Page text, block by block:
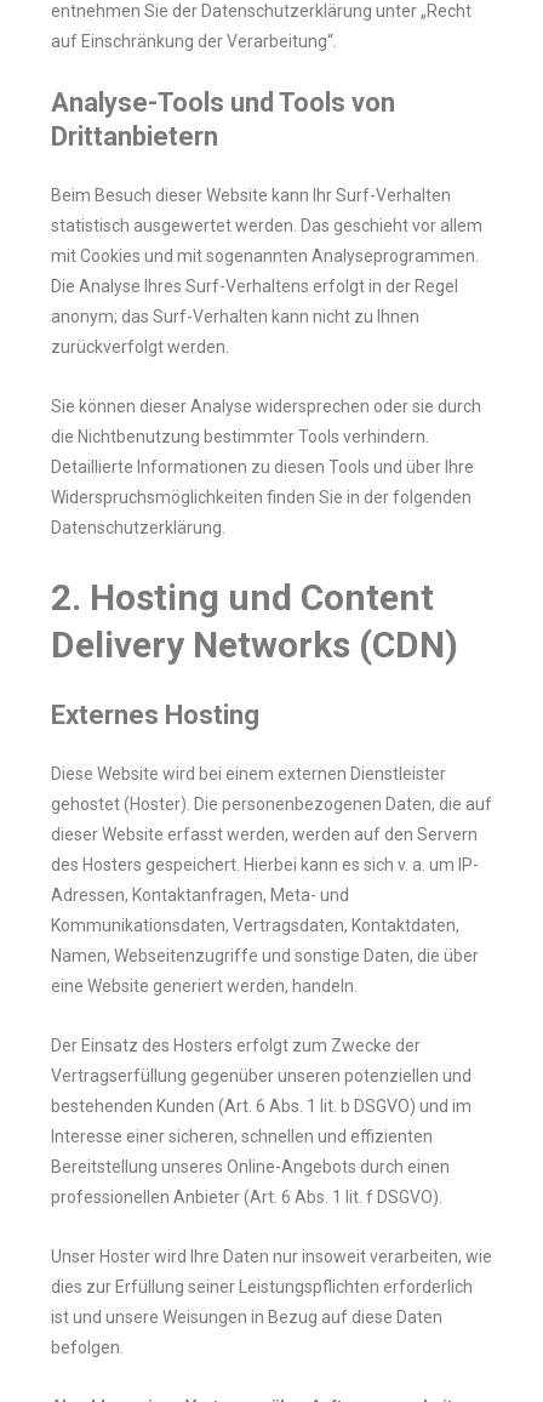
entnehmen Sie der Datenschutzerklärung unter „Recht
auf Einschränkung der Verarbeitung“.
Analyse-Tools und Tools von
Drittanbietern
Beim Besuch dieser Website kann Ihr Surf-Verhalten
statistisch ausgewertet werden. Das geschieht vor allem
mit Cookies und mit sogenannten Analyseprogrammen.
Die Analyse Ihres Surf-Verhaltens erfolgt in der Regel
anonym; das Surf-Verhalten kann nicht zu Ihnen
zurückverfolgt werden.
Sie können dieser Analyse widersprechen oder sie durch
die Nichtbenutzung bestimmter Tools verhindern.
Detaillierte Informationen zu diesen Tools und über Ihre
Widerspruchsmöglichkeiten finden Sie in der folgenden
Datenschutzerklärung.
2. Hosting und Content
Delivery Networks (CDN)
Externes Hosting
Diese Website wird bei einem externen Dienstleister
gehostet (Hoster). Die personenbezogenen Daten, die auf
dieser Website erfasst werden, werden auf den Servern
des Hosters gespeichert. Hierbei kann es sich v. a. um IP-
Adressen, Kontaktanfragen, Meta- und
Kommunikationsdaten, Vertragsdaten, Kontaktdaten,
Namen, Webseitenzugriffe und sonstige Daten, die über
eine Website generiert werden, handeln.
Der Einsatz des Hosters erfolgt zum Zwecke der
Vertragserfüllung gegenüber unseren potenziellen und
bestehenden Kunden (Art. 6 Abs. 1 lit. b DSGVO) und im
Interesse einer sicheren, schnellen und effizienten
Bereitstellung unseres Online-Angebots durch einen
professionellen Anbieter (Art. 6 Abs. 1 lit. f DSGVO).
Unser Hoster wird Ihre Daten nur insoweit verarbeiten, wie
dies zur Erfüllung seiner Leistungspflichten erforderlich
ist und unsere Weisungen in Bezug auf diese Daten
befolgen.